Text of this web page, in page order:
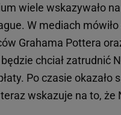
wiele wskazywało
W mediach mówiło
Grahama Pottera
chciał zatrudnić
Po czasie okazało
wskazuje na to,